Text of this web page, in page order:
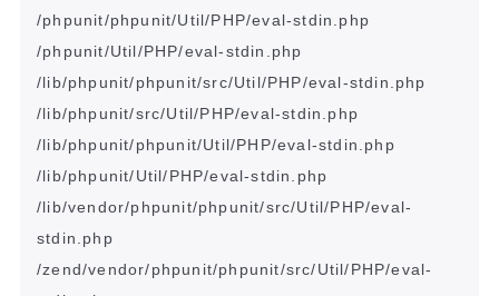
/phpunit/phpunit/Util/PHP/eval-stdin.php
/phpunit/Util/PHP/eval-stdin.php
/lib/phpunit/phpunit/src/Util/PHP/eval-stdin.php
/lib/phpunit/src/Util/PHP/eval-stdin.php
/lib/phpunit/phpunit/Util/PHP/eval-stdin.php
/lib/phpunit/Util/PHP/eval-stdin.php
/lib/vendor/phpunit/phpunit/src/Util/PHP/eval-
stdin.php
/zend/vendor/phpunit/phpunit/src/Util/PHP/eval-